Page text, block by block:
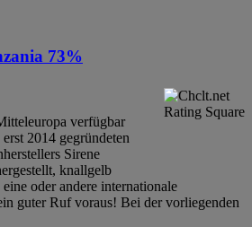
73%
verfügbar
2014 gegründeten
Sirene
knallgelb
oder andere internationale
guter Ruf voraus! Bei der vorliegenden